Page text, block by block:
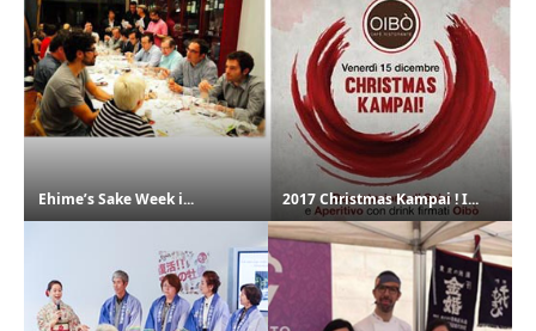
Ehime’s Sake Week i... 2017 Christmas Kampai ! I...